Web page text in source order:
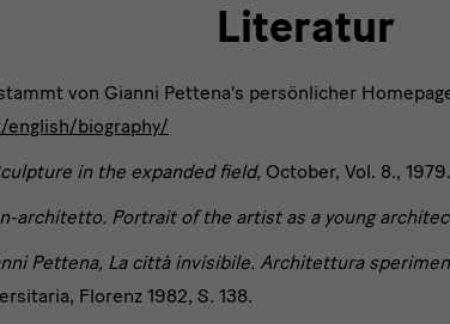
Literatur
von Gianni Pettena's persönlicher
english/biography/
in the expanded field, October, Vol. 8., 1979.
architetto. Portrait of the artist as a young
Pettena, La città invisibile. Architettura
Florenz 1982, S. 138.